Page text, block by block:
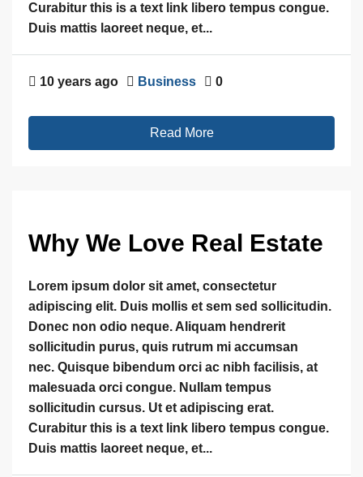
Curabitur this is a text link libero tempus congue.
Duis mattis laoreet neque, et...
10 years ago Business 0
Read More
Why We Love Real Estate
Lorem ipsum dolor sit amet, consectetur
adipiscing elit. Duis mollis et sem sed sollicitudin.
Donec non odio neque. Aliquam hendrerit
sollicitudin purus, quis rutrum mi accumsan
nec. Quisque bibendum orci ac nibh facilisis, at
malesuada orci congue. Nullam tempus
sollicitudin cursus. Ut et adipiscing erat.
Curabitur this is a text link libero tempus congue.
Duis mattis laoreet neque, et...